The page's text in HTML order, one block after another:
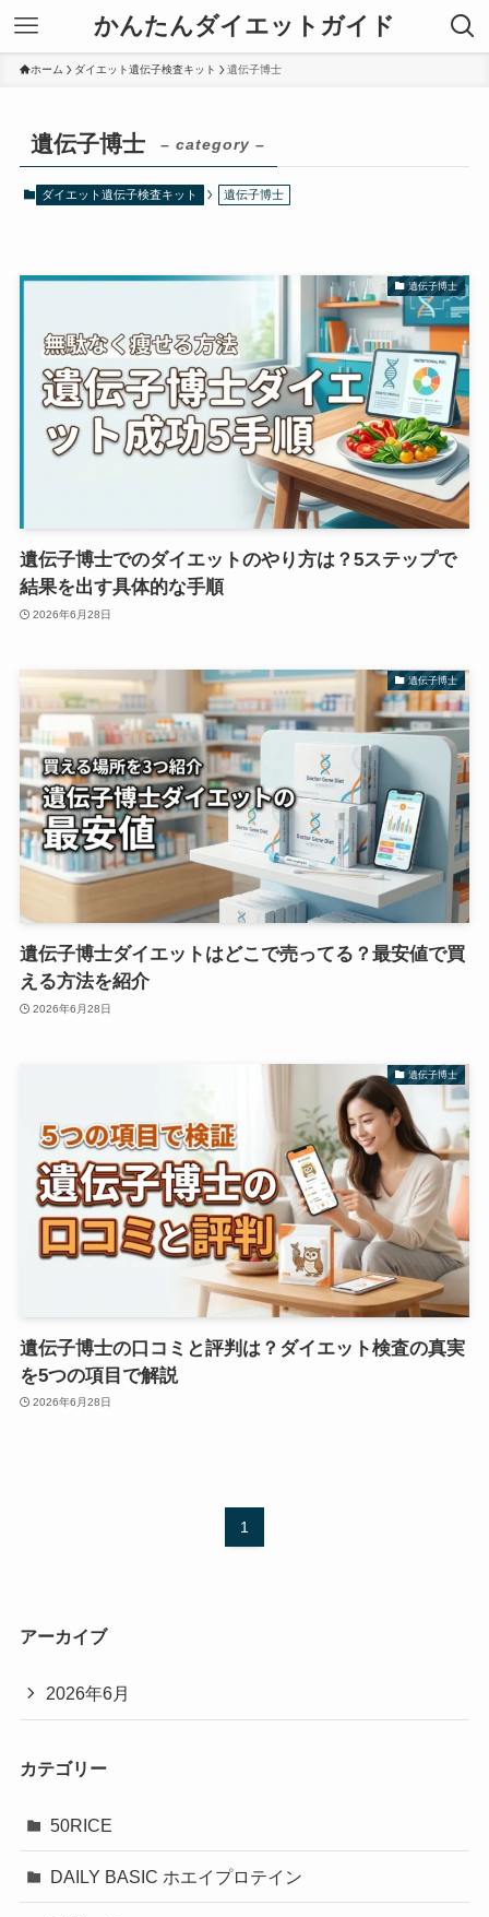
かんたんダイエットガイド
ホーム ダイエット遺伝子検査キット 遺伝子博士
遺伝子博士 – category –
ダイエット遺伝子検査キット 遺伝子博士
遺伝子博士
遺伝子博士でのダイエットのやり方は？5ステップで
結果を出す具体的な手順
2026年6月28日
遺伝子博士
遺伝子博士ダイエットはどこで売ってる？最安値で買
える方法を紹介
2026年6月28日
遺伝子博士
遺伝子博士の口コミと評判は？ダイエット検査の真実
を5つの項目で解説
2026年6月28日
1
アーカイブ
2026年6月
カテゴリー
50RICE
DAILY BASIC ホエイプロテイン